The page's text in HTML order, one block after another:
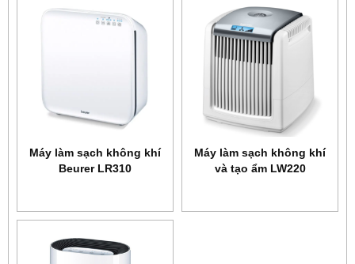
Máy làm sạch không khí
Beurer LR310
Máy làm sạch không khí
và tạo ẩm LW220